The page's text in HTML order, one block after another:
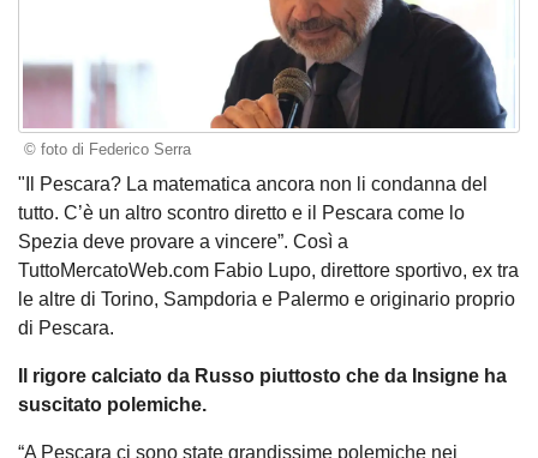
© foto di Federico Serra
"Il Pescara? La matematica ancora non li condanna del
tutto. C’è un altro scontro diretto e il Pescara come lo
Spezia deve provare a vincere”. Così a
TuttoMercatoWeb.com Fabio Lupo, direttore sportivo, ex tra
le altre di Torino, Sampdoria e Palermo e originario proprio
di Pescara.
Il rigore calciato da Russo piuttosto che da Insigne ha
suscitato polemiche.
“A Pescara ci sono state grandissime polemiche nei